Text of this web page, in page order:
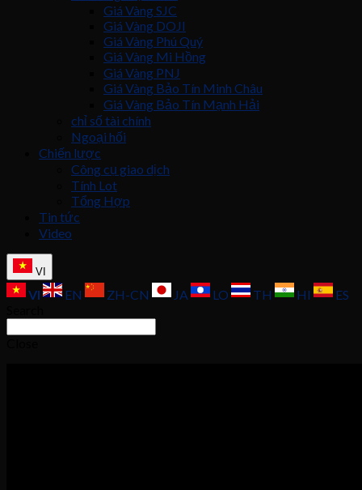
Giá Vàng SJC
Giá Vàng DOJI
Giá Vàng Phú Quý
Giá Vàng Mi Hồng
Giá Vàng PNJ
Giá Vàng Bảo Tín Minh Châu
Giá Vàng Bảo Tín Mạnh Hải
chỉ số tài chính
Ngoại hối
Chiến lược
Công cụ giao dịch
Tính Lot
Tổng Hợp
Tin tức
Video
VI
VI EN ZH-CN JA LO TH HI
ES